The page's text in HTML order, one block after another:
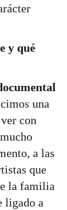
y qué
una
con
a las
que
la familia
ligado a